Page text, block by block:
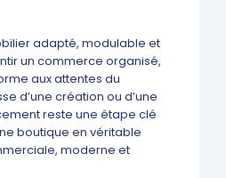
adapté, modulable et
un commerce organisé,
aux attentes du
d’une création ou d’une
reste une étape clé
boutique en véritable
moderne et